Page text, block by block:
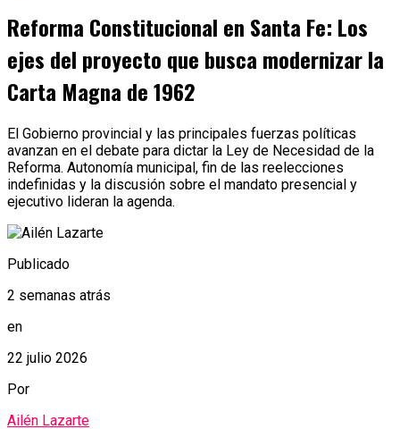
Reforma Constitucional en Santa Fe: Los
ejes del proyecto que busca modernizar la
Carta Magna de 1962
El Gobierno provincial y las principales fuerzas políticas
avanzan en el debate para dictar la Ley de Necesidad de la
Reforma. Autonomía municipal, fin de las reelecciones
indefinidas y la discusión sobre el mandato presencial y
ejecutivo lideran la agenda.
Publicado
2 semanas atrás
en
22 julio 2026
Por
Ailén Lazarte